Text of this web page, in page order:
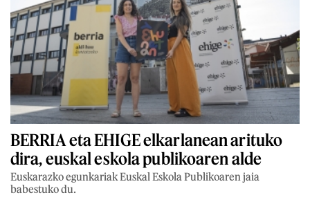
BERRIA eta EHIGE elkarlanean arituko
dira, euskal eskola publikoaren alde
Euskarazko egunkariak Euskal Eskola Publikoaren jaia
babestuko du.